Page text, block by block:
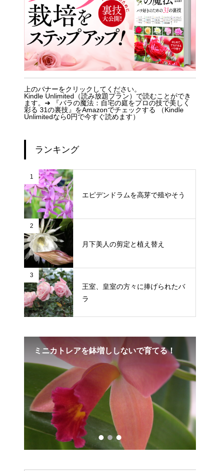
上のバナーをクリックしてください。
Kindle Unlimited（読み放題プラン）で読むことができ
ます。➔
『バラの魔法：自宅の庭をプロの技で美しく
彩る 31の裏技』をAmazonでチェックする （Kindle
Unlimitedなら0円で今すぐ読めます）
ランキング
1
エピデンドラムを高芽で殖やそう
2
月下美人の剪定と植え替え
3
王室、皇室の方々に捧げられたバ
ラ
猛暑に負けない白い花 センニンソウでホ
ワイトガーデンを楽しもう